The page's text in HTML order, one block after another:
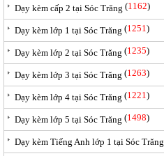
Dạy kèm cấp 2 tại Sóc Trăng (1162)
Dạy kèm lớp 1 tại Sóc Trăng (1251)
Dạy kèm lớp 2 tại Sóc Trăng (1235)
Dạy kèm lớp 3 tại Sóc Trăng (1263)
Dạy kèm lớp 4 tại Sóc Trăng (1221)
Dạy kèm lớp 5 tại Sóc Trăng (1498)
Dạy kèm Tiếng Anh lớp 1 tại Sóc Trăng